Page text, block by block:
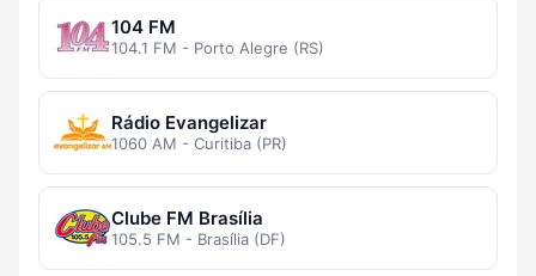
104 FM
104.1 FM - Porto Alegre (RS)
Rádio Evangelizar
1060 AM - Curitiba (PR)
Clube FM Brasília
105.5 FM - Brasília (DF)